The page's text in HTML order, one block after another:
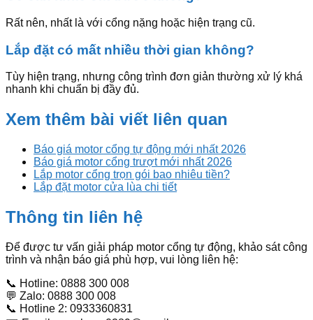
Rất nên, nhất là với cổng nặng hoặc hiện trạng cũ.
Lắp đặt có mất nhiều thời gian không?
Tùy hiện trạng, nhưng công trình đơn giản thường xử lý khá
nhanh khi chuẩn bị đầy đủ.
Xem thêm bài viết liên quan
Báo giá motor cổng tự động mới nhất 2026
Báo giá motor cổng trượt mới nhất 2026
Lắp motor cổng trọn gói bao nhiêu tiền?
Lắp đặt motor cửa lùa chi tiết
Thông tin liên hệ
Để được tư vấn giải pháp motor cổng tự động, khảo sát công
trình và nhận báo giá phù hợp, vui lòng liên hệ:
📞 Hotline: 0888 300 008
💬 Zalo: 0888 300 008
📞 Hotline 2: 0933360831